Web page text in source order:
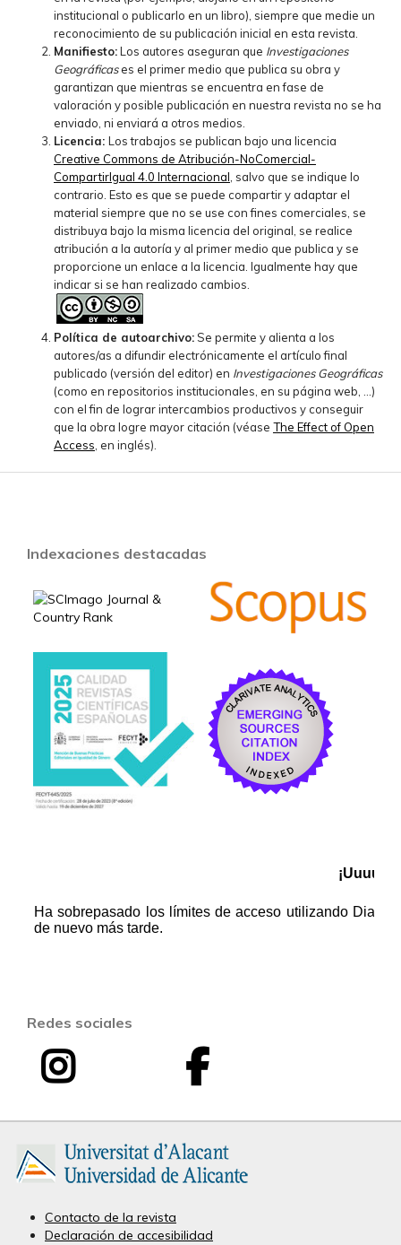
institucional o publicarlo en un libro), siempre que medie un
reconocimiento de su publicación inicial en esta revista.
Manifiesto:Los autores aseguran que Investigaciones
Geográficases el primer medio que publica su obra y
garantizan que mientras se encuentra en fase de
valoración y posible publicación en nuestra revista no se ha
enviado, ni enviará a otros medios.
Licencia: Los trabajos se publican bajo una licencia
Creative Commons de Atribución-NoComercial-
CompartirIgual 4.0 Internacional , salvo que se indique lo
contrario. Esto es que se puede compartir y adaptar el
material siempre que no se use con fines comerciales, se
distribuya bajo la misma licencia del original, se realice
atribución a la autoría y al primer medio que publica y se
proporcione un enlace a la licencia. Igualmente hay que
indicar si se han realizado cambios.
Política de autoarchivo:Se permite y alienta a los
autores/as a difundir electrónicamente el artículo final
publicado (versión del editor) en Investigaciones Geográficas
(como en repositorios institucionales, en su página web, ...)
con el fin de lograr intercambios productivos y conseguir
que la obra logre mayor citación (véase The Effect of Open
Access , en inglés).
Indexaciones destacadas
Redes sociales
I
s
t
a
n
v
e
F
c
e
Contacto de la revista
Declaración de accesibilidad